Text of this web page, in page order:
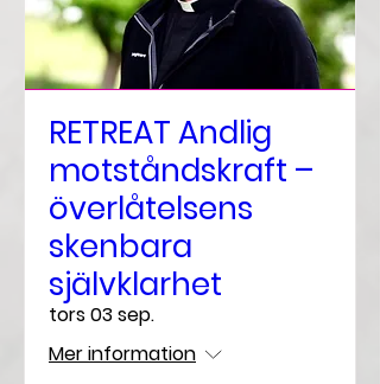
RETREAT Andlig
motståndskraft –
överlåtelsens
skenbara
självklarhet
tors 03 sep.
Mer information